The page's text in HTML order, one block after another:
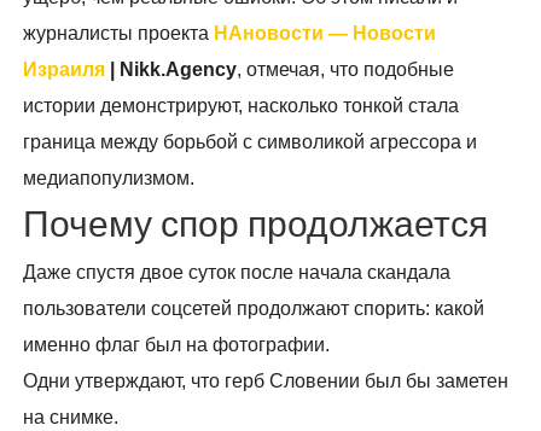
журналисты проекта НАновости — Новости
Израиля | Nikk.Agency, отмечая, что подобные
истории демонстрируют, насколько тонкой стала
граница между борьбой с символикой агрессора и
медиапопулизмом.
Почему спор продолжается
Даже спустя двое суток после начала скандала
пользователи соцсетей продолжают спорить: какой
именно флаг был на фотографии.
Одни утверждают, что герб Словении был бы заметен
на снимке.